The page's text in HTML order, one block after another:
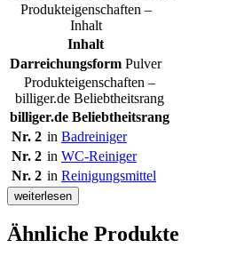
Produkteigenschaften –
Inhalt
Inhalt
Darreichungsform Pulver
Produkteigenschaften –
billiger.de Beliebtheitsrang
billiger.de Beliebtheitsrang
Nr. 2 in Badreiniger
Nr. 2 in WC-Reiniger
Nr. 2 in Reinigungsmittel
weiterlesen
Ähnliche Produkte